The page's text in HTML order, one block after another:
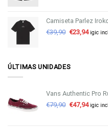
Camiseta Parlez
€39,90 €23,94 igic
ÚLTIMAS UNIDADES
Vans Authentic Pro
€79,90 €47,94 igic